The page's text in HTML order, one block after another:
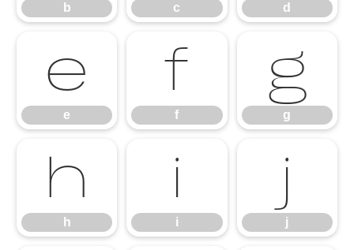
b c d
e
e
f
f
g
g
h
h
i
i
j
j